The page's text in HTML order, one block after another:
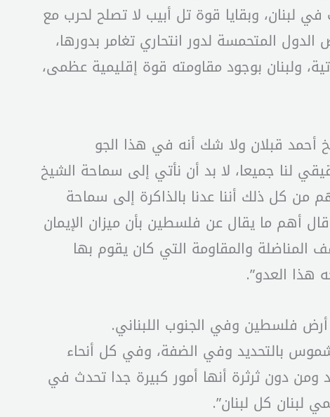
في لبنان، وبقايا قوة تل أبيب لا تصلح لحرب مع
المتحمسة لدور انتحاري تغامر بدورها،
ولبنان بوجود مقاومته قوة إقليمية عظمى،
أحمد قبلان ولا شك أنه في هذا الجو
لنا جميعا، لا بد أن نأتي إلى سماحة الشيخ
من كل ذلك أننا عدنا بالذاكرة إلى سماحة
أهم ما يقال عن فلسطين بأن ميزان الإيمان
المناضلة والمقاومة التي كان يقوم بها
هذا العدو”.
فلسطين وفي الجنوب اللبناني.
بالتحديد وفي الضفة، وفي كل أنحاء
دون ثرثرة أنها أمور كبيرة جدا تحدث في
لبنان كل لبنان”.